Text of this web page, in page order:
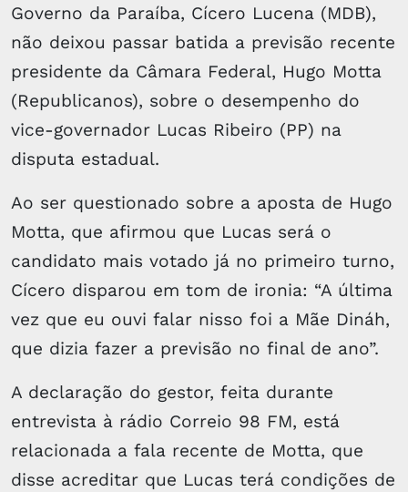
Governo da Paraíba, Cícero Lucena (MDB),
não deixou passar batida a previsão recente
presidente da Câmara Federal, Hugo Motta
(Republicanos), sobre o desempenho do
vice-governador Lucas Ribeiro (PP) na
disputa estadual.
Ao ser questionado sobre a aposta de Hugo
Motta, que afirmou que Lucas será o
candidato mais votado já no primeiro turno,
Cícero disparou em tom de ironia: “A última
vez que eu ouvi falar nisso foi a Mãe Dináh,
que dizia fazer a previsão no final de ano”.
A declaração do gestor, feita durante
entrevista à rádio Correio 98 FM, está
relacionada a fala recente de Motta, que
disse acreditar que Lucas terá condições de